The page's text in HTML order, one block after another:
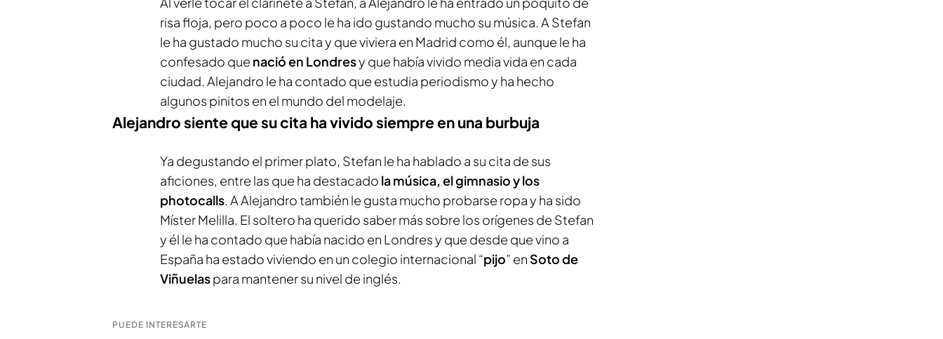
risa floja, pero poco a poco le ha ido gustando mucho su música. A Stefan
le ha gustado mucho su cita y que viviera en Madrid como él, aunque le ha
confesado que nació en Londresy que había vivido media vida en cada
ciudad. Alejandro le ha contado que estudia periodismo y ha hecho
algunos pinitos en el mundo del modelaje.
Alejandro siente que su cita ha vivido siempre en una burbuja
Ya degustando el primer plato, Stefan le ha hablado a su cita de sus
aficiones, entre las que ha destacado la música, el gimnasio y los
photocalls. A Alejandro también le gusta mucho probarse ropa y ha sido
Míster Melilla. El soltero ha querido saber más sobre los orígenes de Stefan
y él le ha contado que había nacido en Londres y que desde que vino a
España ha estado viviendo en un colegio internacional “pijo” en Soto de
Viñuelaspara mantener su nivel de inglés.
PUEDE INTERESARTE